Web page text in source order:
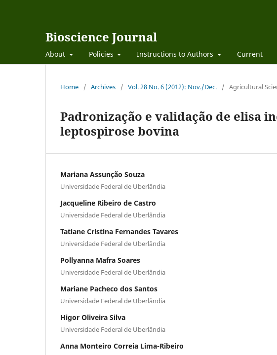
Bioscience Journal
About Policies Instructions to Authors Current
Home / Archives / Vol. 28 No. 6 (2012): Nov./Dec. / Agricultural
Padronização e validação de elisa
leptospirose bovina
Mariana Assunção Souza
Universidade Federal de Uberlândia
Jacqueline Ribeiro de Castro
Universidade Federal de Uberlândia
Tatiane Cristina Fernandes Tavares
Universidade Federal de Uberlândia
Pollyanna Mafra Soares
Universidade Federal de Uberlândia
Mariane Pacheco dos Santos
Universidade Federal de Uberlândia
Higor Oliveira Silva
Universidade Federal de Uberlândia
Anna Monteiro Correia Lima-Ribeiro